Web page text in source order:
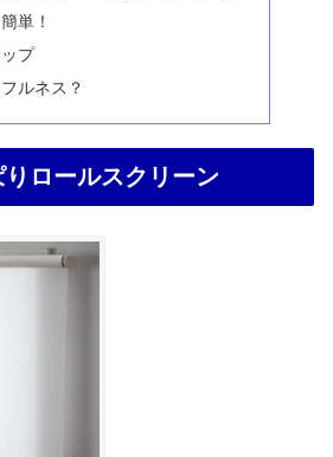
単！
プ
ルネス？
ロールスクリーン